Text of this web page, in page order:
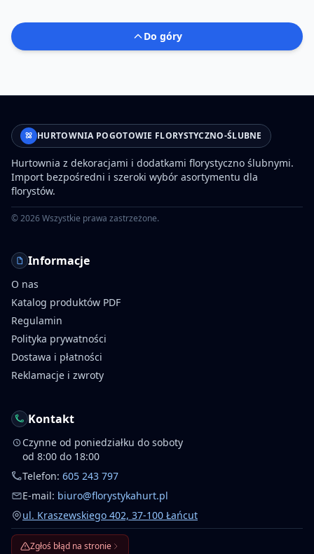
Do góry
HURTOWNIA POGOTOWIE FLORYSTYCZNO-ŚLUBNE
Hurtownia z dekoracjami i dodatkami florystyczno ślubnymi.
Import bezpośredni i szeroki wybór asortymentu dla
florystów.
©2026Wszystkie prawa zastrzeżone.
Informacje
O nas
Katalog produktów PDF
Regulamin
Polityka prywatności
Dostawa i płatności
Reklamacje i zwroty
Kontakt
Czynne od poniedziałku do soboty
od 8:00 do 18:00
Telefon: 605 243 797
E-mail: biuro@florystykahurt.pl
ul. Kraszewskiego 402, 37-100 Łańcut
Zgłoś błąd na stronie